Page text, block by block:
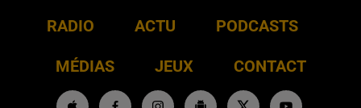
RADIO ACTU PODCASTS
MÉDIAS JEUX CONTACT